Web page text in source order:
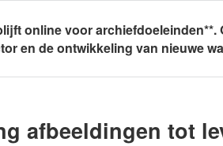
online voor
en de ontwikkeling van nieuwe
afbeeldingen tot